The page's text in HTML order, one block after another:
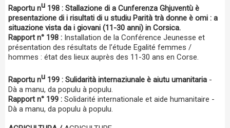
Raportu nu 198 : Stallazione di a Cunferenza Ghjuventù è
presentazione di i risultati di u studiu Parità trà donne è omi : a
situazione vista da i giovani (11-30 anni) in Corsica.
Rapport n° 198 : Installation de la Conférence Jeunesse et
présentation des résultats de l’étude Egalité femmes /
hommes : état des lieux auprès des 11-30 ans en Corse.
Raportu nu 199 : Sulidarità internaziunale è aiutu umanitaria -
Dà a manu, da populu à populu.
Rapport n° 199 : Solidarité internationale et aide humanitaire -
Dà a manu, da populu à populu.